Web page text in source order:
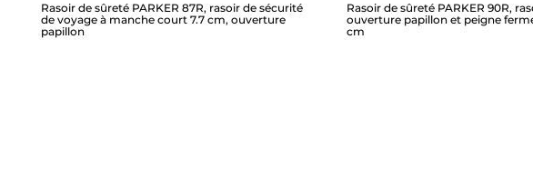
Rasoir de sûreté PARKER 87R, rasoir de sécurité
de voyage à manche court 7.7 cm, ouverture
papillon
Rasoir de sûreté PARKER 90R,
ouverture papillon et peigne
cm